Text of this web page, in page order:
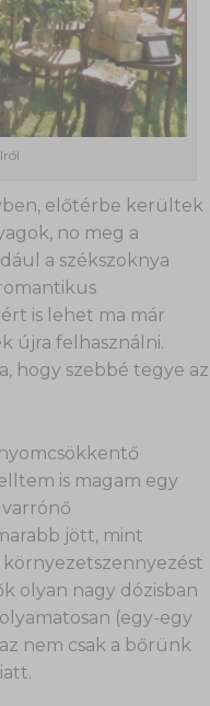
előtérbe kerültek
no meg a
a székszoknya
is lehet ma már
újra felhasználni.
hogy szebbé tegye az
is magam egy
jött, mint
olyan nagy dózisban
(egy-egy
nem csak a bőrünk